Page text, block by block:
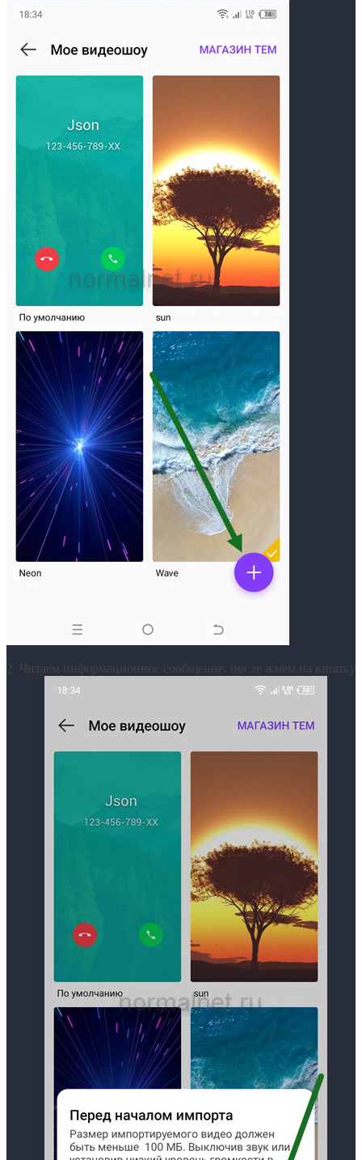
2. Читаем информационное сообщение, после жмём на кнопку